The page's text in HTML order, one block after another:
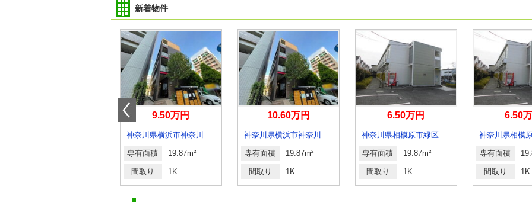
新着物件
9.50万円
神奈川県横浜市神奈川区青木町
専有面積 19.87m²
間取り 1K
10.60万円
神奈川県横浜市神奈川区青木町
専有面積 19.87m²
間取り 1K
6.50万円
神奈川県相模原市緑区相原４丁目
専有面積 19.87m²
間取り 1K
6.50
専有面積
間取り 1K